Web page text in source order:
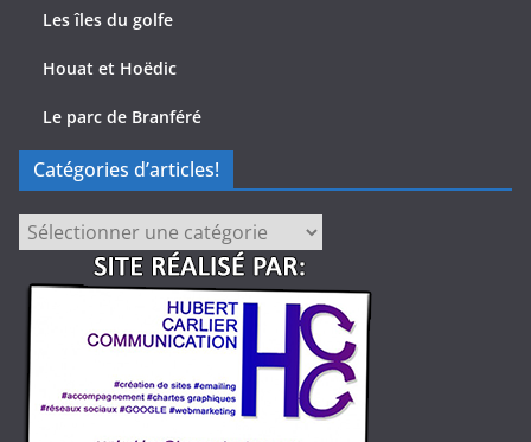
Les îles du golfe
Houat et Hoëdic
Le parc de Branféré
Catégories d’articles!
Catégories